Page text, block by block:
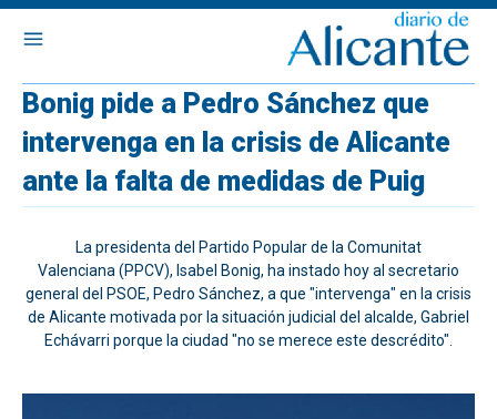
Bonig pide a Pedro Sánchez que
intervenga en la crisis de Alicante
ante la falta de medidas de Puig
La presidenta del Partido Popular de la Comunitat
Valenciana (PPCV), Isabel Bonig, ha instado hoy al secretario
general del PSOE, Pedro Sánchez, a que "intervenga" en la crisis
de Alicante motivada por la situación judicial del alcalde, Gabriel
Echávarri porque la ciudad "no se merece este descrédito".